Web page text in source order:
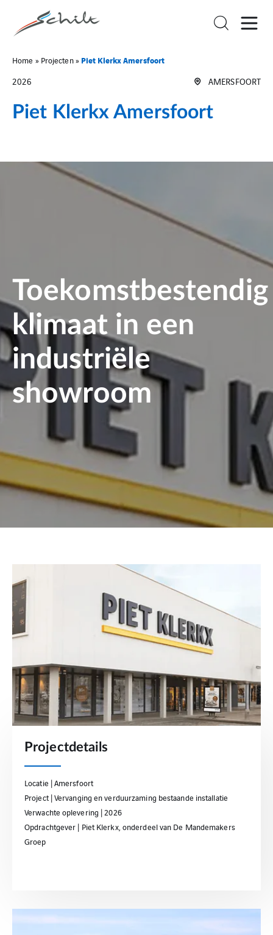
Home » Projecten» Piet Klerkx Amersfoort
2026
AMERSFOORT
Piet Klerkx Amersfoort
Toekomstbestendig
klimaat in een
industriële
showroom
Projectdetails
Locatie | Amersfoort
Project | Vervanging en verduurzaming bestaande installatie
Verwachte oplevering | 2026
Opdrachtgever | Piet Klerkx, onderdeel van De Mandemakers
Groep